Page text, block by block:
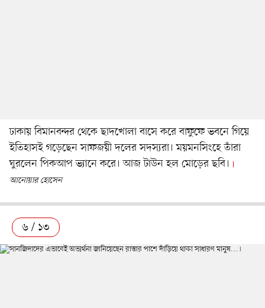
ঢাকায় বিমানবন্দর থেকে ছাদখোলা বাসে করে বাফুফে ভবনে গিয়ে
ইতিহাসই গড়েছেন সাফজয়ী দলের সদস্যরা। ময়মনসিংহে তাঁরা
ঘুরলেন পিকআপ ভ্যানে করে। আজ টাউন হল মোড়ের ছবি।
আনোয়ার হোসেন
৬ / ১৩